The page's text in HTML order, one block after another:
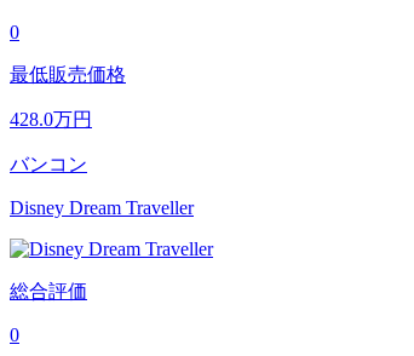
0
最低販売価格
428.0万円
バンコン
Disney Dream Traveller
総合評価
0